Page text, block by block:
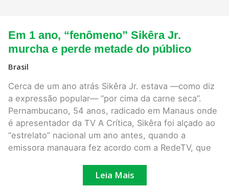
Em 1 ano, “fenômeno” Sikêra Jr.
murcha e perde metade do público
Brasil
Cerca de um ano atrás Sikêra Jr. estava —como diz
a expressão popular— “por cima da carne seca”.
Pernambucano, 54 anos, radicado em Manaus onde
é apresentador da TV A Crítica, Sikêra foi alçado ao
“estrelato” nacional um ano antes, quando a
emissora manauara fez acordo com a RedeTV, que
Em
1
ano,
“fenômeno”
murcha
e
perde
metade
do
público
Leia Mais